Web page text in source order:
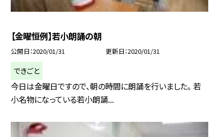
【金曜恒例】若小朗誦の朝
公開日 2020/01/31 更新日 2020/01/31
できごと
今日は金曜日ですので、朝の時間に朗誦を行いました。 若
小名物になっている若小朗誦...